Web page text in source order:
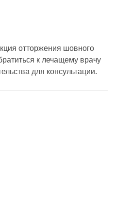
отторжения шовного
к лечащему врачу
для консультации.